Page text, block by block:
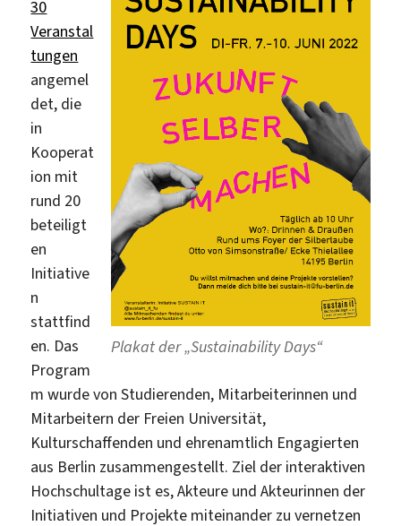
Plakat der „Sustainability Days“
30
Veranstal
tungen
angemel
det, die
in
Kooperat
ion mit
rund 20
beteiligt
en
Initiative
n
stattfind
en. Das
Program
m wurde von Studierenden, Mitarbeiterinnen und
Mitarbeitern der Freien Universität,
Kulturschaffenden und ehrenamtlich Engagierten
aus Berlin zusammengestellt. Ziel der interaktiven
Hochschultage ist es, Akteure und Akteurinnen der
Initiativen und Projekte miteinander zu vernetzen